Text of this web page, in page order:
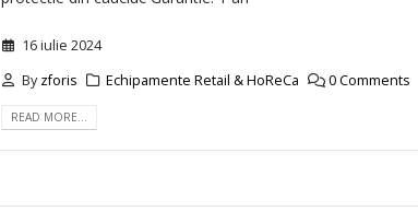
16 iulie 2024
Byzforis Echipamente Retail & HoReCa 0 Comments
READ MORE…